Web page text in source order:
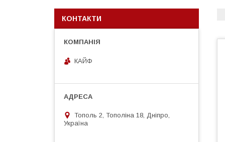
КОНТАКТИ
КАЙФ
Тополь 2, Тополіна 18, Дніпро,
Україна